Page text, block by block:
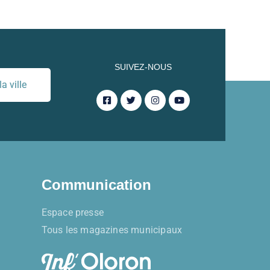
ville
SUIVEZ-NOUS
Communication
Espace presse
Tous les magazines municipaux